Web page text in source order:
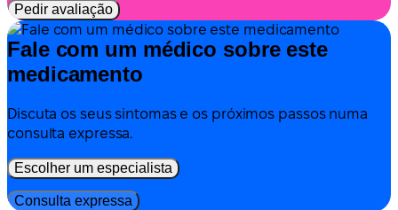
Pedir avaliação
Fale com um médico sobre este
medicamento
Discuta os seus sintomas e os próximos passos numa
consulta expressa.
Escolher um especialista
Consulta expressa